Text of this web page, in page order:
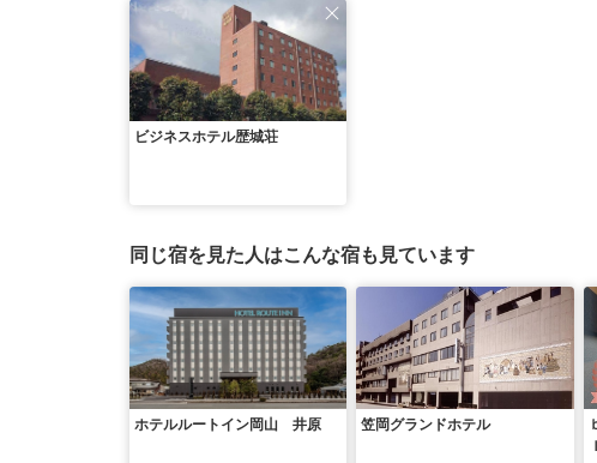
ビジネスホテル歴城荘
同じ宿を見た人はこんな宿も見ています
ホテルルートイン岡山 井原 笠岡グランドホテル